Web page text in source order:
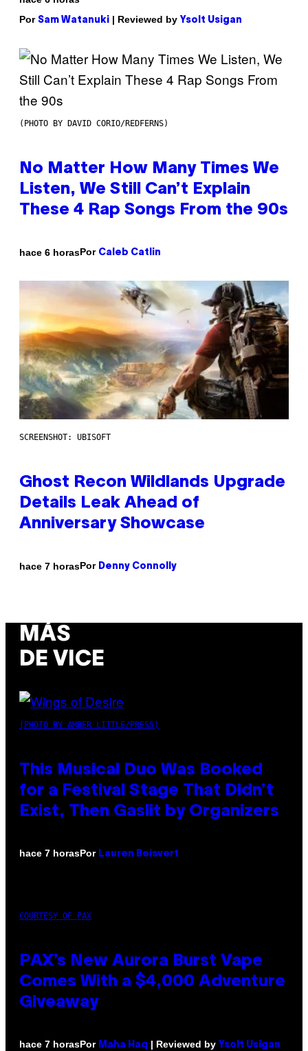
Por Sam Watanuki | Reviewed by Ysolt Usigan
(PHOTO BY DAVID CORIO/REDFERNS)
No Matter How Many Times We
Listen, We Still Can’t Explain
These 4 Rap Songs From the 90s
hace 6 horasPor Caleb Catlin
SCREENSHOT: UBISOFT
Ghost Recon Wildlands Upgrade
Details Leak Ahead of
Anniversary Showcase
hace 7 horasPor Denny Connolly
MÁS
DE VICE
(PHOTO BY AMBER LITTLE/PRESS)
This Musical Duo Was Booked
for a Festival Stage That Didn’t
Exist, Then Gaslit by Organizers
hace 7 horasPor Lauren Boisvert
COURTESY OF PAX
PAX’s New Aurora Burst Vape
Comes With a $4,000 Adventure
Giveaway
hace 7 horasPor Maha Haq | Reviewed by Ysolt Usigan